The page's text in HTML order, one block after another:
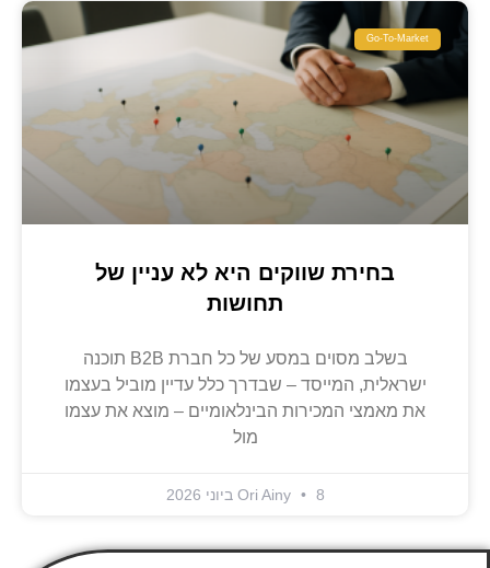
Go-To-Market
בחירת שווקים היא לא עניין של
תחושות
בשלב מסוים במסע של כל חברת B2B תוכנה
ישראלית, המייסד – שבדרך כלל עדיין מוביל בעצמו
את מאמצי המכירות הבינלאומיים – מוצא את עצמו
מול
Ori Ainy 8 ביוני 2026